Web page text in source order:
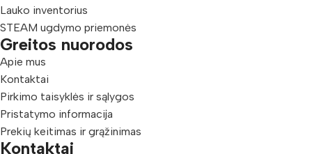
Lauko inventorius
STEAM ugdymo priemonės
Greitos nuorodos
Apie mus
Kontaktai
Pirkimo taisyklės ir sąlygos
Pristatymo informacija
Prekių keitimas ir grąžinimas
Kontaktai